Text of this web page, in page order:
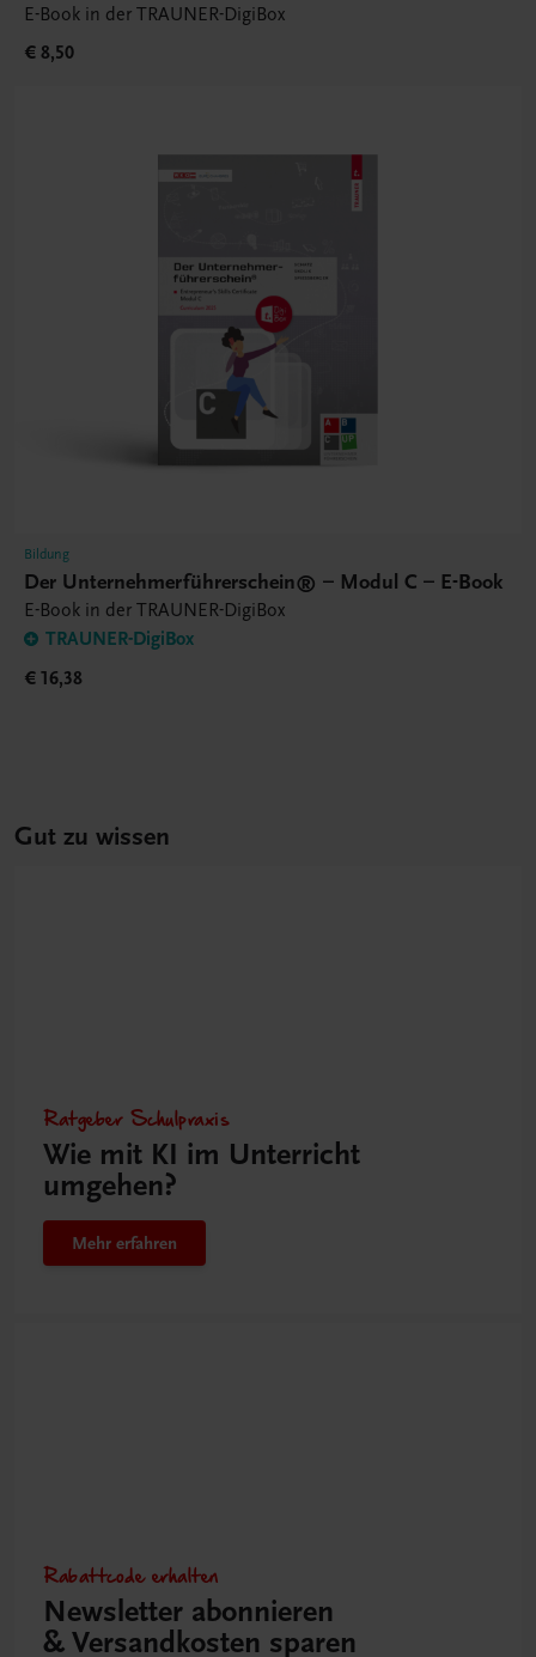
E-Book in der TRAUNER-DigiBox
€ 8,50
Bildung
Der Unternehmerführerschein® – Modul C – E-Book
E-Book in der TRAUNER-DigiBox
TRAUNER-DigiBox
€ 16,38
Gut zu wissen
Ratgeber Schulpraxis
Wie mit KI im Unterricht
umgehen?
Mehr erfahren
Rabattcode erhalten
Newsletter abonnieren
& Versandkosten sparen